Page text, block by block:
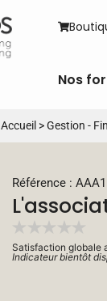
Nos
Accueil >Gestion -
Référence :
Satisfaction globale
Indicateur bientôt